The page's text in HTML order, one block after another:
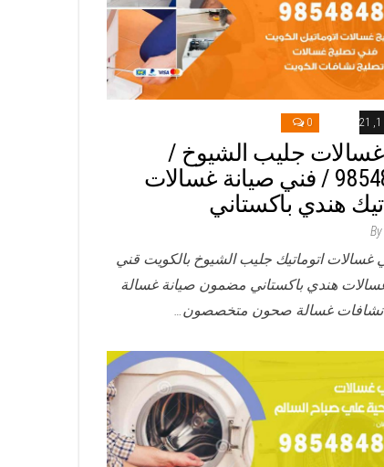
0
جليب الشيوخ /
98548488 / فني صيانة غسالات
هندي باكستاني
By
غسالات اتوماتيك جليب الشيوخ بالكويت قني
هندي باكستاني مضمون صيانة غسالة
نشافات غسالة صحون متخصصون…